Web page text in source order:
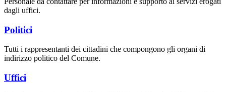
dagli uffici.
Politici
Tutti i rappresentanti dei cittadini che compongono gli organi di
indirizzo politico del Comune.
Uffici